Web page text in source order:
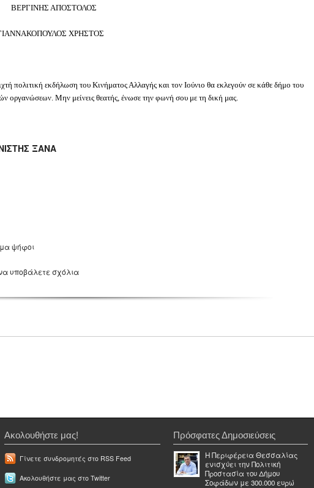
ΑΠΟΣΤΟΛΟΣ
ΧΡΗΣΤΟΣ
πολιτική εκδήλωση του Κινήματος Αλλαγής και τον Ιούνιο θα εκλεγούν σε κάθε δήμο του
οργανώσεων. Μην μείνεις θεατής, ένωσε την φωνή σου με τη δική μας.
ΞΑΝΑ
ψήφοι
υποβάλετε σχόλια
Ακολουθήστε μας!
Γίνετε συνδρομητές στο RSS Feed
Ακολουθήστε μας στο Twitter
Πρόσφατες Δημοσιεύσεις
Η Περιφέρεια Θεσσαλίας
ενισχύει την Πολιτική
Προστασία του Δήμου
Σοφάδων με 300.000 ευρώ